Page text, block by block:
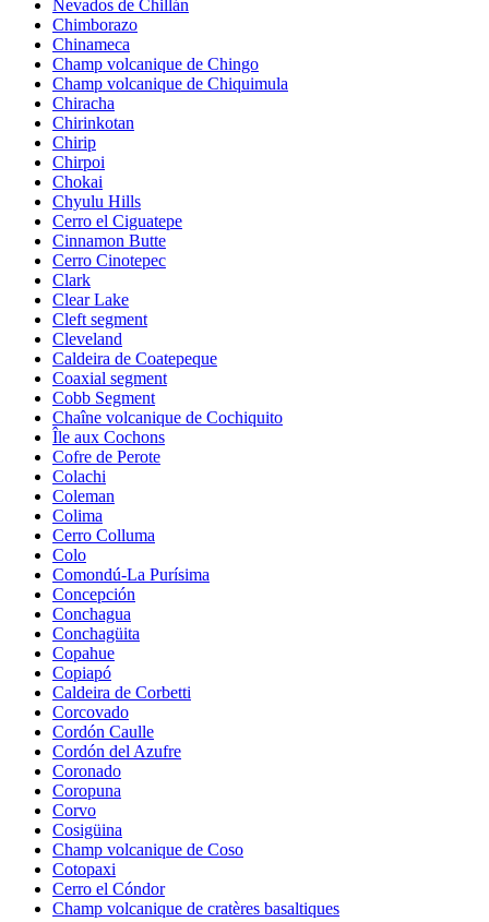
Nevados de Chillán
Chimborazo
Chinameca
Champ volcanique de Chingo
Champ volcanique de Chiquimula
Chiracha
Chirinkotan
Chirip
Chirpoi
Chokai
Chyulu Hills
Cerro el Ciguatepe
Cinnamon Butte
Cerro Cinotepec
Clark
Clear Lake
Cleft segment
Cleveland
Caldeira de Coatepeque
Coaxial segment
Cobb Segment
Chaîne volcanique de Cochiquito
Île aux Cochons
Cofre de Perote
Colachi
Coleman
Colima
Cerro Colluma
Colo
Comondú-La Purísima
Concepción
Conchagua
Conchagüita
Copahue
Copiapó
Caldeira de Corbetti
Corcovado
Cordón Caulle
Cordón del Azufre
Coronado
Coropuna
Corvo
Cosigüina
Champ volcanique de Coso
Cotopaxi
Cerro el Cóndor
Champ volcanique de cratères basaltiques